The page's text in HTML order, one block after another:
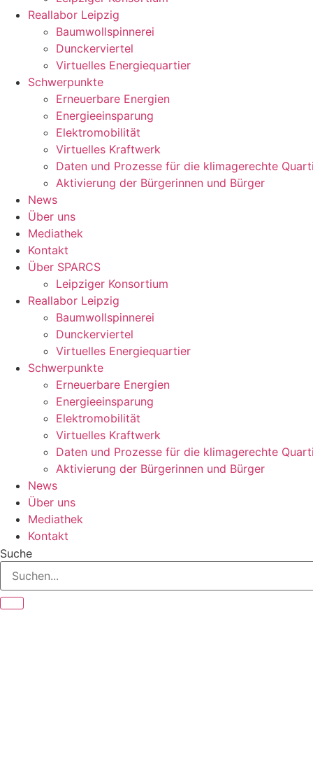
Reallabor Leipzig
Baumwollspinnerei
Dunckerviertel
Virtuelles Energiequartier
Schwerpunkte
Erneuerbare Energien
Energieeinsparung
Elektromobilität
Virtuelles Kraftwerk
Daten und Prozesse für die klimagerechte
Aktivierung der Bürgerinnen und Bürger
News
Über uns
Mediathek
Kontakt
Über SPARCS
Leipziger Konsortium
Reallabor Leipzig
Baumwollspinnerei
Dunckerviertel
Virtuelles Energiequartier
Schwerpunkte
Erneuerbare Energien
Energieeinsparung
Elektromobilität
Virtuelles Kraftwerk
Daten und Prozesse für die klimagerechte
Aktivierung der Bürgerinnen und Bürger
News
Über uns
Mediathek
Kontakt
Suche